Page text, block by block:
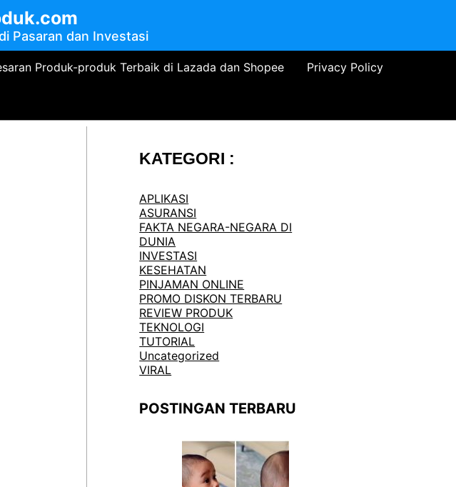
Pasaran dan Investasi
Produk-produk Terbaik di Lazada dan Shopee Privacy Policy
KATEGORI :
APLIKASI
ASURANSI
FAKTA NEGARA-NEGARA DI
DUNIA
INVESTASI
KESEHATAN
PINJAMAN ONLINE
PROMO DISKON TERBARU
REVIEW PRODUK
TEKNOLOGI
TUTORIAL
Uncategorized
VIRAL
POSTINGAN TERBARU